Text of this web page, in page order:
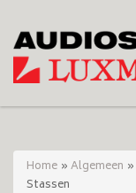
Home »Algemeen »
Stassen